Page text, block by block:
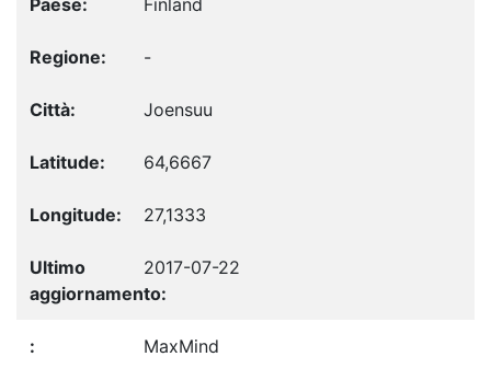
Finland
-
Joensuu
64,6667
27,1333
2017-07-22
MaxMind